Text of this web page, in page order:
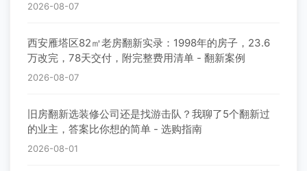
2026-08-07
西安雁塔区82㎡老房翻新实录：1998年的房子，23.6
万改完，78天交付，附完整费用清单 - 翻新案例
2026-08-07
旧房翻新选装修公司还是找游击队？我聊了5个翻新过
的业主，答案比你想的简单 - 选购指南
2026-08-01